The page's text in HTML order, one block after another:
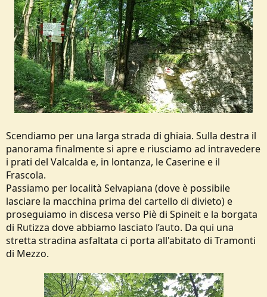
Scendiamo per una larga strada di ghiaia. Sulla destra il
panorama finalmente si apre e riusciamo ad intravedere
i prati del Valcalda e, in lontanza, le Caserine e il
Frascola.
Passiamo per località Selvapiana (dove è possibile
lasciare la macchina prima del cartello di divieto) e
proseguiamo in discesa verso Piè di Spineit e la borgata
di Rutizza dove abbiamo lasciato l’auto. Da qui una
stretta stradina asfaltata ci porta all'abitato di Tramonti
di Mezzo.